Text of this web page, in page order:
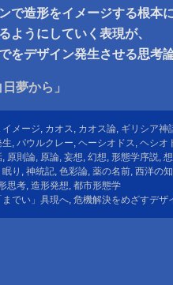
で造形をイメージする根本
ようにしていく表現が、
をデザイン発生させる思考
夢から」
イメージ, カオス, カオス論, ギリシア神
生, パウルクレー, ヘーシオドス, ヘシオ
, 原則論, 原論, 妄想, 幻想, 形態学序説,
眠り , 神統記, 色彩論, 薬の名前, 西洋の知
思考, 造形発想, 都市形態学
までい」具現へ, 危機解決をめざすデザ